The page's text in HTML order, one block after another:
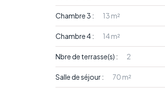
Chambre 3 : 13 m²
Chambre 4 : 14 m²
Nbre de terrasse(s) : 2
Salle de séjour : 70 m²